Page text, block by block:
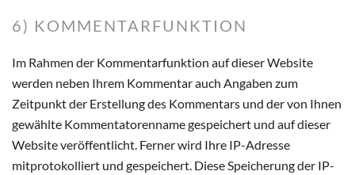
6) KOMMENTARFUNKTION
Im Rahmen der Kommentarfunktion auf dieser Website
werden neben Ihrem Kommentar auch Angaben zum
Zeitpunkt der Erstellung des Kommentars und der von Ihnen
gewählte Kommentatorenname gespeichert und auf dieser
Website veröffentlicht. Ferner wird Ihre IP-Adresse
mitprotokolliert und gespeichert. Diese Speicherung der IP-